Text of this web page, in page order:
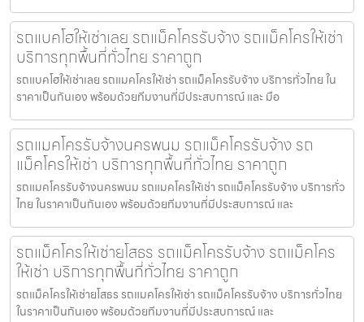
รถแบคโฮให้เช่าเลย รถแม็คโครรับจ้าง รถแม็คโครให้เช่า
บริการทุกพื้นที่ทั่วไทย ราคาถูก
รถแบคโฮให้เช่าเลย รถแมคโครให้เช่า รถแม็คโครรับจ้าง บริการทั่วไทย ใน
ราคาเป็นกันเอง พร้อมด้วยทีมงานที่มีประสบการณ์ และ มือ
รถแมคโครรับจ้างนครพนม รถแม็คโครรับจ้าง รถ
แม็คโครให้เช่า บริการทุกพื้นที่ทั่วไทย ราคาถูก
รถแมคโครรับจ้างนครพนม รถแมคโครให้เช่า รถแม็คโครรับจ้าง บริการทั่ว
ไทย ในราคาเป็นกันเอง พร้อมด้วยทีมงานที่มีประสบการณ์ และ
รถแม็คโครให้เช่ายโสธร รถแม็คโครรับจ้าง รถแม็คโคร
ให้เช่า บริการทุกพื้นที่ทั่วไทย ราคาถูก
รถแม็คโครให้เช่ายโสธร รถแมคโครให้เช่า รถแม็คโครรับจ้าง บริการทั่วไทย
ในราคาเป็นกันเอง พร้อมด้วยทีมงานที่มีประสบการณ์ และ